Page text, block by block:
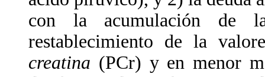
con la acumulación de
restablecimiento de la
creatina (PCr) y en menor